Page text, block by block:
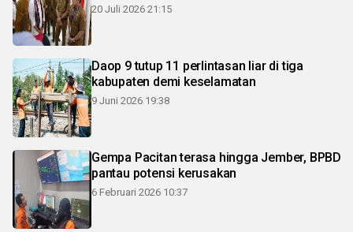
20 Juli 2026 21:15
Daop 9 tutup 11 perlintasan liar di tiga
kabupaten demi keselamatan
9 Juni 2026 19:38
Gempa Pacitan terasa hingga Jember, BPBD
pantau potensi kerusakan
6 Februari 2026 10:37